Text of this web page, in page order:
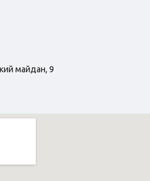
майдан, 9